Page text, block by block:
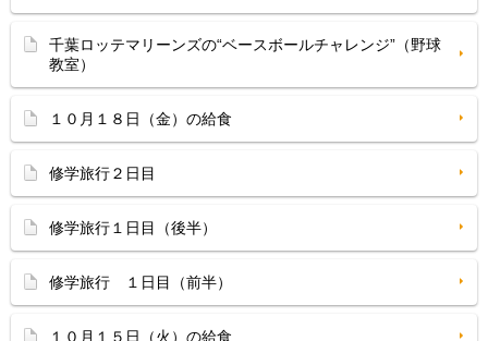
千葉ロッテマリーンズの“ベースボールチャレンジ”（野球
教室）
１０月１８日（金）の給食
修学旅行２日目
修学旅行１日目（後半）
修学旅行 １日目（前半）
１０月１５日（火）の給食